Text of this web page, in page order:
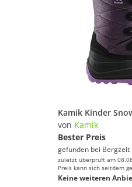
von Kamik
Bester Preis
gefunden bei Bergzeit
zuletzt überprüft am
Preis kann sich seitdem
Keine weiteren